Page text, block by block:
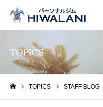
TOPICS
TOPICS STAFF BLOG